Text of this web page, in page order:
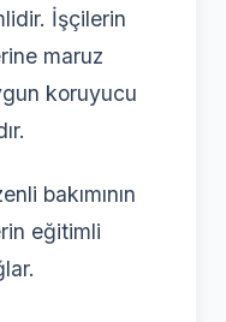
İşçilerin
maruz
koruyucu
bakımının
eğitimli